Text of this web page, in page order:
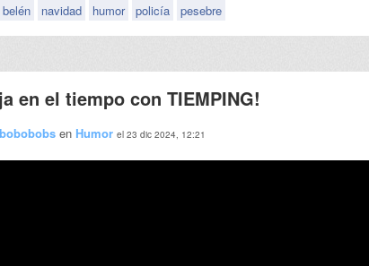
belén navidad humor policía pesebre
en el tiempo con TIEMPING!
bobobobs en Humor el 23 dic 2024, 12:21